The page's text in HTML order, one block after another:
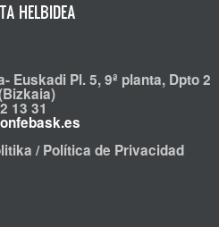
HELBIDEA
Euskadi Pl. 5, 9ª planta, Dpto 2
13 31
/ Política de Privacidad